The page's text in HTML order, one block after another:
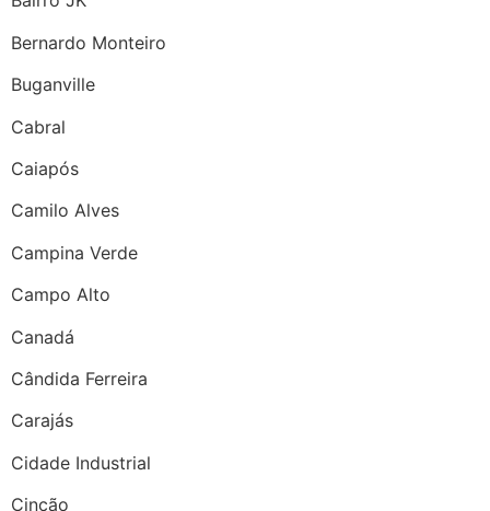
Bernardo Monteiro
Buganville
Cabral
Caiapós
Camilo Alves
Campina Verde
Campo Alto
Canadá
Cândida Ferreira
Carajás
Cidade Industrial
Cincão